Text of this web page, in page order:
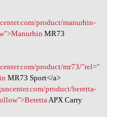
product/manurhin-
MR73
product/mr73/"rel="
MR73 Sport</a>
product/beretta-
APX Carry